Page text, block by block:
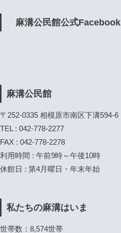
麻溝公民館公式Facebook
麻溝公民館
〒252-0335 相模原市南区下溝594-6
TEL : 042-778-2277
FAX : 042-778-2278
利用時間 : 午前9時～午後10時
休館日 : 第4月曜日・年末年始
私たちの麻溝はいま
世帯数：8,574世帯